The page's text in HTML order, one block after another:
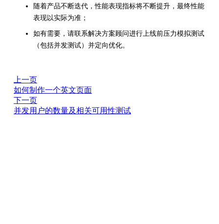
随着产品不断迭代，性能表现指标将不断提升，最终性能
表现以实际为准；
如有需要，请联系解决方案顾问进行上线前压力模拟测试
（包括并发测试）并定向优化。
上一页
如何制作一个英文页面
下一页
并发用户的数量及相关可用性测试